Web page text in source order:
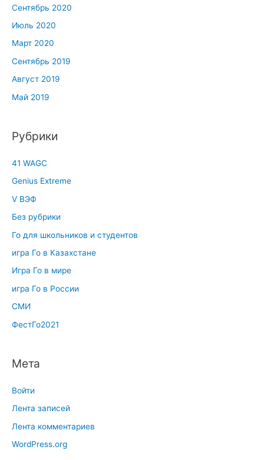
Сентябрь 2020
Июль 2020
Март 2020
Сентябрь 2019
Август 2019
Май 2019
Рубрики
41 WAGC
Genius Extreme
V ВЭФ
Без рубрики
Го для школьников и студентов
игра Го в Казахстане
Игра Го в мире
игра Го в России
СМИ
ФестГо2021
Мета
Войти
Лента записей
Лента комментариев
WordPress.org